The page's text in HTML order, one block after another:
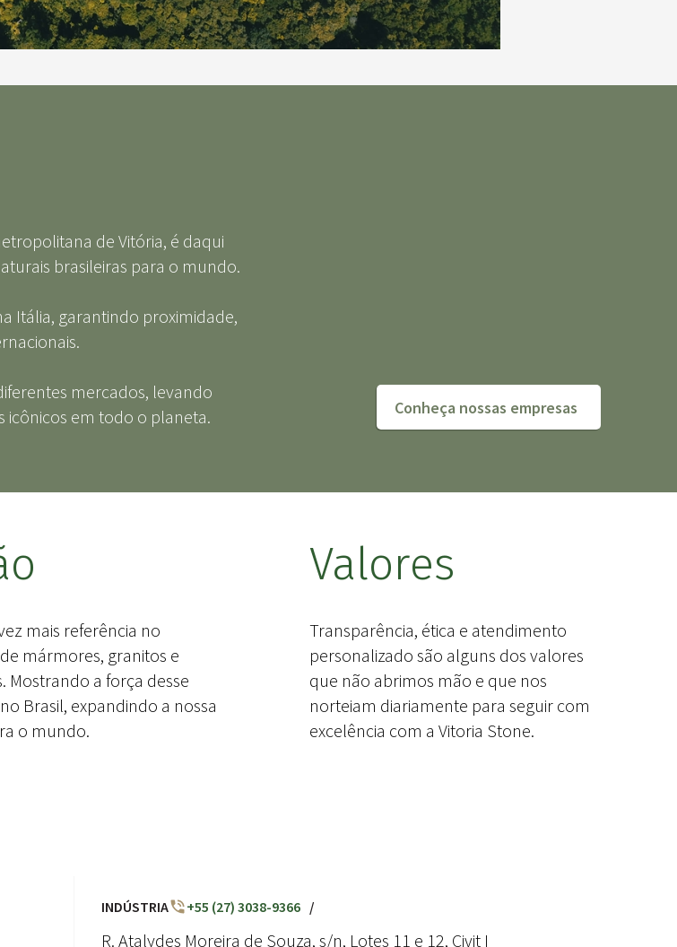
de Vitória, é daqui
brasileiras para o mundo.
Itália, garantindo proximidade,
mercados, levando
icônicos em todo o planeta.
Conheça nossas empresas
mais referência no
mármores, granitos e
Mostrando a força desse
Brasil, expandindo a nossa
o mundo.
Valores
Transparência, ética e atendimento
personalizado são alguns dos valores
que não abrimos mão e que nos
norteiam diariamente para seguir com
excelência com a Vitoria Stone.
INDÚSTRIA +55 (27) 3038-9366 /
R. Atalydes Moreira de Souza, s/n, Lotes 11 e 12, Civit I